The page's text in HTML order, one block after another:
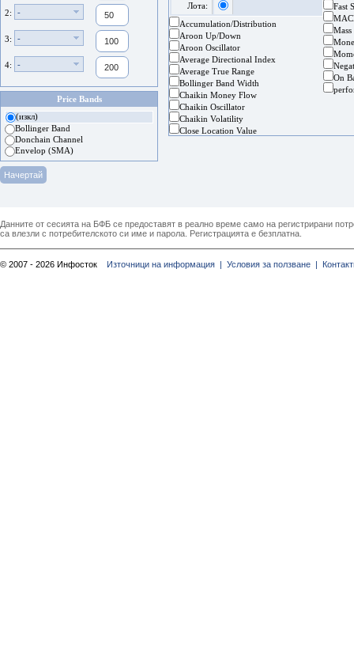
2: -
3: -
4: -
Price Bands
(изкл)
Bollinger Band
Donchain Channel
Envelop (SMA)
Лота:
Accumulation/Distribution
Aroon Up/Down
Aroon Oscillator
Average Directional Index
Average True Range
Bollinger Band Width
Chaikin Money Flow
Chaikin Oscillator
Chaikin Volatility
Close Location Value
Fast
On
Данните от сесията на БФБ се предоставят в реално време само на регистрирани
са влезли с потребителското си име и парола. Регистрацията е безплатна.
© 2007 - 2026 Инфосток Източници на информация | Условия за ползване |